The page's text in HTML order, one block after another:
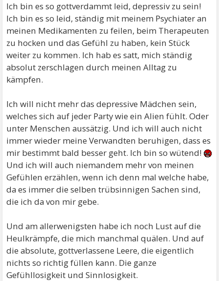
Ich bin es so gottverdammt leid, depressiv zu sein!
Ich bin es so leid, ständig mit meinem Psychiater an
meinen Medikamenten zu feilen, beim Therapeuten
zu hocken und das Gefühl zu haben, kein Stück
weiter zu kommen. Ich hab es satt, mich ständig
absolut zerschlagen durch meinen Alltag zu
kämpfen.
Ich will nicht mehr das depressive Mädchen sein,
welches sich auf jeder Party wie ein Alien fühlt. Oder
unter Menschen aussätzig. Und ich will auch nicht
immer wieder meine Verwandten beruhigen, dass es
mir bestimmt bald besser geht. Ich bin so wütend!
Und ich will auch niemandem mehr von meinen
Gefühlen erzählen, wenn ich denn mal welche habe,
da es immer die selben trübsinnigen Sachen sind,
die ich da von mir gebe.
Und am allerwenigsten habe ich noch Lust auf die
Heulkrämpfe, die mich manchmal quälen. Und auf
die absolute, gottverlassene Leere, die eigentlich
nichts so richtig füllen kann. Die ganze
Gefühllosigkeit und Sinnlosigkeit.